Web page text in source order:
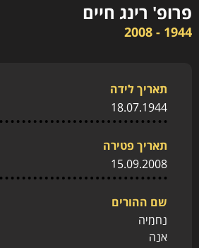
פרופ' רינג חיים
1944 - 2008
תאריך לידה
18.07.1944
תאריך פטירה
15.09.2008
שם ההורים
נחמיה
אנה